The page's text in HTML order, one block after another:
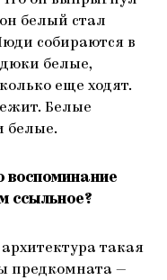
белый стал
собираются в
белые,
еще ходят.
Белые
белые.
воспоминание
ссыльное?
такая
предкомната —